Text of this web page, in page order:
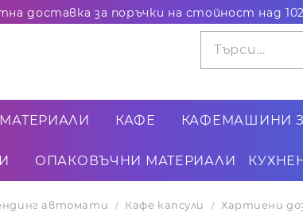
КАФЕ КАФЕМАШИНИ
ОПАКОВЪЧНИ МАТЕРИАЛИ
автомати Кафе капсули Хартиени